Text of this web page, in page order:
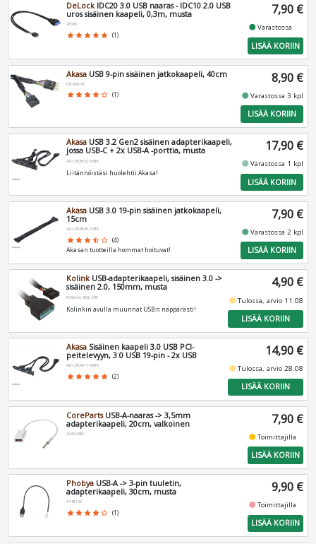
DeLockIDC20 3.0 USB naaras - IDC10 2.0 USB
uros sisäinen kaapeli, 0,3m, musta
83095
star star star star star (1)
7,90 €
fiber_manual_recordVarastossa
LISÄÄ KORIIN
Akasa USB 9-pin sisäinen jatkokaapeli, 40cm
EXUSBI-40
star star star star star_border (1)
8,90 €
fiber_manual_recordVarastossa 3 kpl
LISÄÄ KORIIN
Akasa USB 3.2 Gen2 sisäinen adapterikaapeli,
jossa USB-C + 2x USB-A -porttia, musta
AK-CBUB52-50BK
Liitännöistäsi huolehtii Akasa!
17,90 €
fiber_manual_recordVarastossa 1 kpl
LISÄÄ KORIIN
Akasa USB 3.0 19-pin sisäinen jatkokaapeli,
15cm
AK-CBUB45-15BK
star star star star_half star_border (4)
Akasan tuotteilla hommat hoituvat!
7,90 €
fiber_manual_recordVarastossa 2 kpl
LISÄÄ KORIIN
KolinkUSB-adapterikaapeli, sisäinen 3.0 ->
sisäinen 2.0, 150mm, musta
PGW-AC-KOL-030
Kolinkin avulla muunnat USB:n näppärästi!
4,90 €
fiber_manual_recordTulossa, arvio 11.08
LISÄÄ KORIIN
Akasa Sisäinen kaapeli 3.0 USB PCI-
peitelevyyn, 3.0 USB 19-pin - 2x USB
AK-CBUB17-40BK
star star star star star (2)
14,90 €
fiber_manual_recordTulossa, arvio 28.08
LISÄÄ KORIIN
CorePartsUSB-A-naaras -> 3,5mm
adapterikaapeli, 20cm, valkoinen
AUDUSBF
7,90 €
fiber_manual_recordToimittajilla
LISÄÄ KORIIN
Phobya USB-A -> 3-pin tuuletin,
adapterikaapeli, 30cm, musta
AT81132
star star star star star_border (1)
9,90 €
fiber_manual_recordToimittajilla
LISÄÄ KORIIN